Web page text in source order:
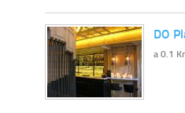
DO
a 0.1